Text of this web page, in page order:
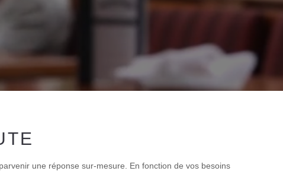
une réponse sur-mesure. En fonction de vos besoins